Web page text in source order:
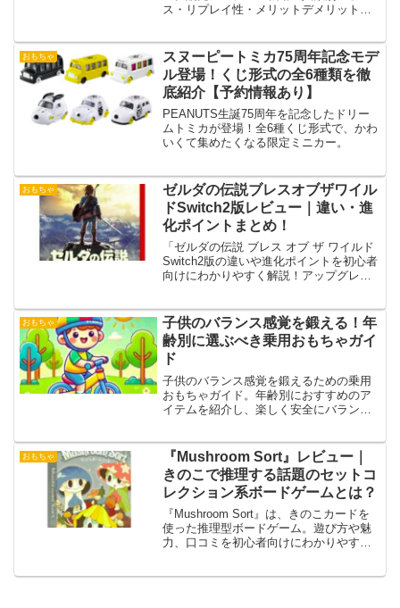
ス・リプレイ性・メリットデメリット・
おもちゃ
スヌーピートミカ75周年記念モデ
ル登場！くじ形式の全6種類を徹
底紹介【予約情報あり】
PEANUTS生誕75周年を記念したドリー
ムトミカが登場！全6種くじ形式で、かわ
いくて集めたくなる限定ミニカー。
おもちゃ
ゼルダの伝説ブレスオブザワイル
ドSwitch2版レビュー｜違い・進
化ポイントまとめ！
「ゼルダの伝説 ブレス オブ ザ ワイルド
Switch2版の違いや進化ポイントを初心者
向けにわかりやすく解説！アップグレー
おもちゃ
子供のバランス感覚を鍛える！年
齢別に選ぶべき乗用おもちゃガイ
ド
子供のバランス感覚を鍛えるための乗用
おもちゃガイド。年齢別におすすめのア
イテムを紹介し、楽しく安全にバランス
おもちゃ
『Mushroom Sort』レビュー｜
きのこで推理する話題のセットコ
レクション系ボードゲームとは？
『Mushroom Sort』は、きのこカードを
使った推理型ボードゲーム。遊び方や魅
力、口コミを初心者向けにわかりやすく